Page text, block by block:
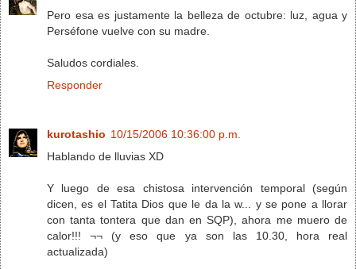
Pero esa es justamente la belleza de octubre: luz, agua y
Perséfone vuelve con su madre.
Saludos cordiales.
Responder
kurotashio 10/15/2006 10:36:00 p.m.
Hablando de lluvias XD
Y luego de esa chistosa intervención temporal (según
dicen, es el Tatita Dios que le da la w... y se pone a llorar
con tanta tontera que dan en SQP), ahora me muero de
calor!!! ¬¬ (y eso que ya son las 10.30, hora real
actualizada)